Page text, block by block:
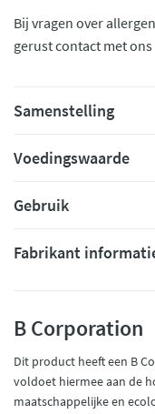
Bij vragen over
gerust contact met ons
Samenstelling
Voedingswaarde
Gebruik
Fabrikant
B Corporation
Dit product heeft een B
voldoet hiermee aan de
maatschappelijke en